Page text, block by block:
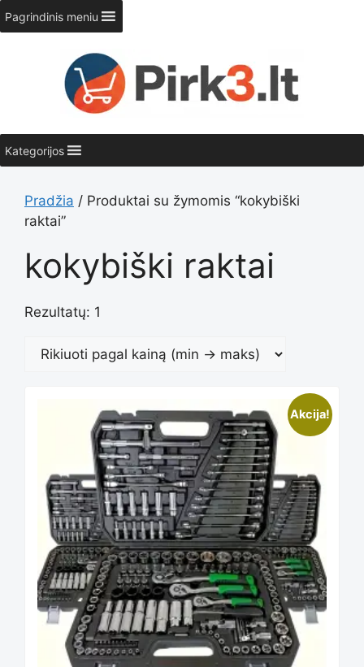
Pereiti
prie
turinio
Pagrindinis meniu
Kategorijos
Pradžia / Produktai su žymomis “kokybiški
raktai”
kokybiški raktai
Rezultatų: 1
Akcija!
This
product
has
multiple